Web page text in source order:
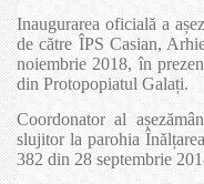
Inaugurarea oficială a
de către ÎPS Casian,
noiembrie 2018, în
din Protopopiatul Galați.
Coordonator al
slujitor la parohia
382 din 28 septembrie